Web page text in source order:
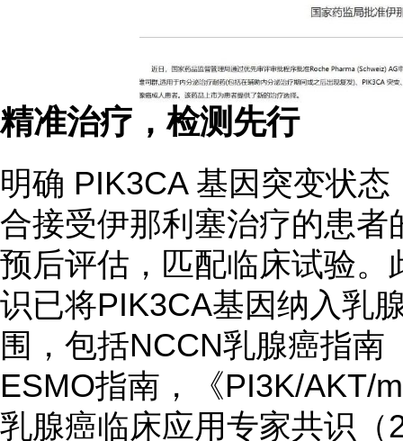
精准治疗，检测先行
明确 PIK3CA 基因突变状
合接受伊那利塞治疗的患
预后评估，匹配临床试验
识已将PIK3CA基因纳入乳
围，包括NCCN乳腺癌指南
ESMO指南，《PI3K/AKT/
乳腺癌临床应用专家共识